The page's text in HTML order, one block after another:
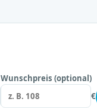
Wunschpreis (optional)
€